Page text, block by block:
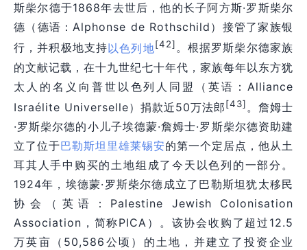
斯柴尔德于1868年去世后，他的长子阿方斯·罗斯柴尔
德（德语：Alphonse de Rothschild）接管了家族银
行，并积极地支持以色列地[42]。根据罗斯柴尔德家族
的文献记载，在十九世纪七十年代，家族每年以东方犹
太人的名义向普世以色列人同盟（英语：Alliance
Israélite Universelle）捐款近50万法郎[43]。詹姆士
·罗斯柴尔德的小儿子埃德蒙·詹姆士·罗斯柴尔德资助建
立了位于巴勒斯坦 里雄莱锡安的第一个定居点，他从土
耳其人手中购买的土地组成了今天以色列的一部分。
1924年，埃德蒙·罗斯柴尔德成立了巴勒斯坦犹太移民
协会（英语：Palestine Jewish Colonisation
Association，简称PICA）。该协会收购了超过12.5
万英亩（50,586公顷）的土地，并建立了投资企业